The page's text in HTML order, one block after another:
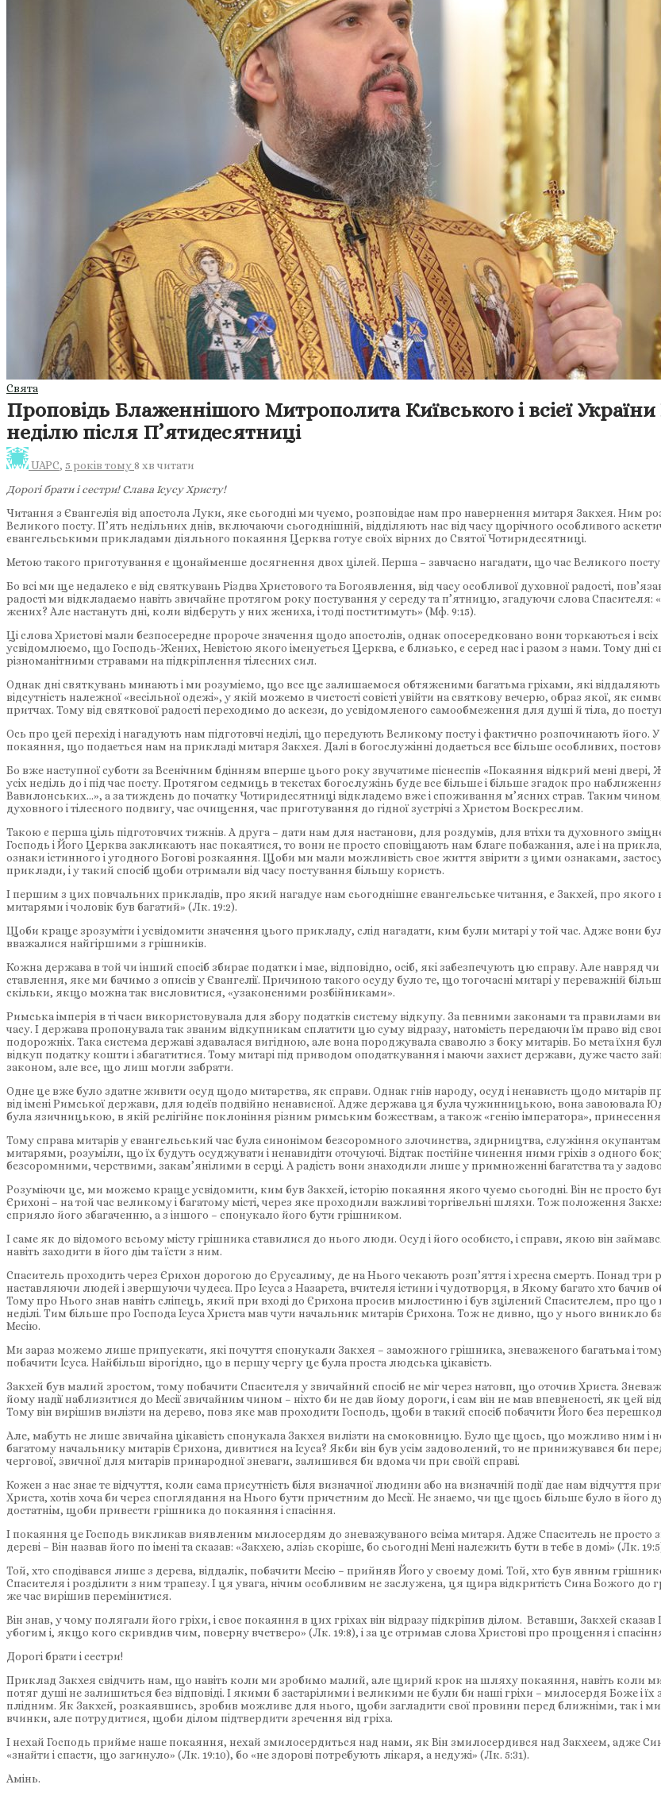
Свята
Проповідь Блаженнішого Митрополита Київського і всієї
неділю після П’ятидесятниці
UAPC, 5 років тому8 хв читати
Дорогі брати і сестри! Слава Ісусу Христу!
Читання з Євангелія від апостола Луки, яке сьогодні ми чуємо, розповідає нам про навернення митаря Закхея. Ним
Великого посту. П’ять недільних днів, включаючи сьогоднішній, відділяють нас від часу щорічного особливого
євангельськими прикладами діяльного покаяння Церква готує своїх вірних до Святої Чотиридесятниці.
Метою такого приготування є щонайменше досягнення двох цілей. Перша – завчасно нагадати, що час Великого
Бо всі ми ще недалеко є від святкувань Різдва Христового та Богоявлення, від часу особливої духовної радості,
радості ми відкладаємо навіть звичайне протягом року постування у середу та п’ятницю, згадуючи слова Спасителя:
жених? Але настануть дні, коли відберуть у них жениха, і тоді поститимуть» (Мф. 9:15).
Ці слова Христові мали безпосереднє пророче значення щодо апостолів, однак опосередковано вони торкаються і
усвідомлюємо, що Господь-Жених, Невістою якого іменується Церква, є близько, є серед нас і разом з нами. Тому дні
різноманітними стравами на підкріплення тілесних сил.
Однак дні святкувань минають і ми розуміємо, що все ще залишаємося обтяженими багатьма гріхами, які віддаляють
відсутність належної «весільної одежі», у якій можемо в чистості совісті увійти на святкову вечерю, образ якої, як
притчах. Тому від святкової радості переходимо до аскези, до усвідомленого самообмеження для душі й тіла, до
Ось про цей перехід і нагадують нам підготовчі неділі, що передують Великому посту і фактично розпочинають
покаяння, що подається нам на прикладі митаря Закхея. Далі в богослужінні додається все більше особливих,
Бо вже наступної суботи за Всенічним бдінням вперше цього року звучатиме піснеспів «Покаяння відкрий мені
усіх неділь до і під час посту. Протягом седмиць в текстах богослужінь буде все більше і більше згадок про
Вавилонських…», а за тиждень до початку Чотиридесятниці відкладемо вже і споживання м’ясних страв. Таким
духовного і тілесного подвигу, час очищення, час приготування до гідної зустрічі з Христом Воскреслим.
Такою є перша ціль підготовчих тижнів. А друга – дати нам для настанови, для роздумів, для втіхи та духовного
Господь і Його Церква закликають нас покаятися, то вони не просто сповіщають нам благе побажання, але і на
ознаки істинного і угодного Богові розкаяння. Щоби ми мали можливість своє життя звірити з цими ознаками,
приклади, і у такий спосіб щоби отримали від часу постування більшу користь.
І першим з цих повчальних прикладів, про який нагадує нам сьогоднішнє євангельське читання, є Закхей, про якого
митарями і чоловік був багатий» (Лк. 19:2).
Щоби краще зрозуміти і усвідомити значення цього прикладу, слід нагадати, ким були митарі у той час. Адже вони
вважалися найгіршими з грішників.
Кожна держава в той чи інший спосіб збирає податки і має, відповідно, осіб, які забезпечують цю справу. Але навряд
ставлення, яке ми бачимо з описів у Євангелії. Причиною такого осуду було те, що тогочасні митарі у переважній
скільки, якщо можна так висловитися, «узаконеними розбійниками».
Римська імперія в ті часи використовувала для збору податків систему відкупу. За певними законами та правилами
часу. І держава пропонувала так званим відкупникам сплатити цю суму відразу, натомість передаючи їм право від
подорожніх. Така система державі здавалася вигідною, але вона породжувала сваволю з боку митарів. Бо мета їхня
відкуп податку кошти і збагатитися. Тому митарі під приводом оподаткування і маючи захист держави, дуже часто
законом, але все, що лиш могли забрати.
Одне це вже було здатне живити осуд щодо митарства, як справи. Однак гнів народу, осуд і ненависть щодо
від імені Римської держави, для юдеїв подвійно ненависної. Адже держава ця була чужинницькою, вона завоювала
була язичницькою, в якій релігійне поклоніння різним римським божествам, а також «генію імператора»,
Тому справа митарів у євангельський час була синонімом безсоромного злочинства, здирництва, служіння
митарями, розуміли, що їх будуть осуджувати і ненавидіти оточуючі. Відтак постійне чинення ними гріхів з одного
безсоромними, черствими, закам’янілими в серці. А радість вони знаходили лише у примноженні багатства та у
Розуміючи це, ми можемо краще усвідомити, ким був Закхей, історію покаяння якого чуємо сьогодні. Він не просто
Єрихоні – на той час великому і багатому місті, через яке проходили важливі торгівельні шляхи. Тож положення
сприяло його збагаченню, а з іншого – спонукало його бути грішником.
І саме як до відомого всьому місту грішника ставилися до нього люди. Осуд і його особисто, і справи, якою він
навіть заходити в його дім та їсти з ним.
Спаситель проходить через Єрихон дорогою до Єрусалиму, де на Нього чекають розп’яття і хресна смерть. Понад три
наставляючи людей і звершуючи чудеса. Про Ісуса з Назарета, вчителя істини і чудотворця, в Якому багато хто
Тому про Нього знав навіть сліпець, який при вході до Єрихона просив милостиню і був зцілений Спасителем, про
неділі. Тим більше про Господа Ісуса Христа мав чути начальник митарів Єрихона. Тож не дивно, що у нього
Месію.
Ми зараз можемо лише припускати, які почуття спонукали Закхея – заможного грішника, зневаженого багатьма і
побачити Ісуса. Найбільш вірогідно, що в першу чергу це була проста людська цікавість.
Закхей був малий зростом, тому побачити Спасителя у звичайний спосіб не міг через натовп, що оточив Христа.
йому надії наблизитися до Месії звичайним чином – ніхто би не дав йому дороги, і сам він не мав впевненості, як цей
Тому він вирішив вилізти на дерево, повз яке мав проходити Господь, щоби в такий спосіб побачити Його без
Але, мабуть не лише звичайна цікавість спонукала Закхея вилізти на смоковницю. Було ще щось, що можливо ним і
багатому начальнику митарів Єрихона, дивитися на Ісуса? Якби він був усім задоволений, то не принижувався би
чергової, звичної для митарів принародної зневаги, залишився би вдома чи при своїй справі.
Кожен з нас знає те відчуття, коли сама присутність біля визначної людини або на визначній події дає нам відчуття
Христа, хотів хоча би через споглядання на Нього бути причетним до Месії. Не знаємо, чи ще щось більше було в його
достатнім, щоби привести грішника до покаяння і спасіння.
І покаяння це Господь викликав виявленим милосердям до зневажуваного всіма митаря. Адже Спаситель не просто
дереві – Він назвав його по імені та сказав: «Закхею, злізь скоріше, бо сьогодні Мені належить бути в тебе в домі» (Лк.
Той, хто сподівався лише з дерева, віддалік, побачити Месію – прийняв Його у своєму домі. Той, хто був явним
Спасителя і розділити з ним трапезу. І ця увага, нічим особливим не заслужена, ця щира відкритість Сина Божого
же час вирішив перемінитися.
Він знав, у чому полягали його гріхи, і своє покаяння в цих гріхах він відразу підкріпив ділом. Вставши, Закхей
убогим і, якщо кого скривдив чим, поверну вчетверо» (Лк. 19:8), і за це отримав слова Христові про прощення і
Дорогі брати і сестри!
Приклад Закхея свідчить нам, що навіть коли ми зробимо малий, але щирий крок на шляху покаяння, навіть коли
потяг душі не залишиться без відповіді. І якими б застарілими і великими не були би наші гріхи – милосердя Боже і
плідним. Як Закхей, розкаявшись, зробив можливе для нього, щоби загладити свої провини перед ближніми, так і
вчинки, але потрудитися, щоби ділом підтвердити зречення від гріха.
І нехай Господь прийме наше покаяння, нехай змилосердиться над нами, як Він змилосердився над Закхеєм, адже
«знайти і спасти, що загинуло» (Лк. 19:10), бо «не здорові потребують лікаря, а недужі» (Лк. 5:31).
Амінь.